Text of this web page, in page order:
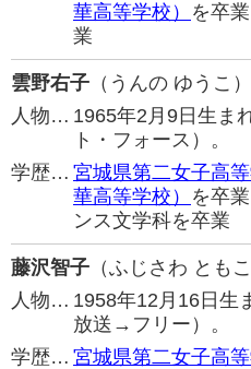
華高等学校） を卒
業
雲野右子 （うんの ゆうこ）
人物… 1965年2月9日生ま
ト・フォース）。
学歴… 宮城県第二女子高
華高等学校） を卒
ンス文学科を卒業
藤沢智子 （ふじさわ ともこ
人物… 1958年12月16日生
放送→フリー）。
学歴… 宮城県第二女子高